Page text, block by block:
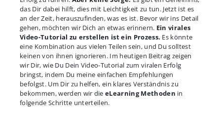
das Dir dabei hilft, dies mit Leichtigkeit zu tun. Jetzt ist es
an der Zeit, herauszufinden, was es ist. Bevor wir ins Detail
gehen, möchten wir Dich an etwas erinnern. Ein virales
Video-Tutorial zu erstellen ist ein Prozess. Es könnte
eine Kombination aus vielen Teilen sein, und Du solltest
keinen von ihnen ignorieren. Im heutigen Beitrag zeigen
wir Dir, wie Du Dein Video-Tutorial zum viralen Erfolg
bringst, indem Du meine einfachen Empfehlungen
befolgst. Um Dir zu helfen, ein klares Verständnis zu
bekommen, werden wir dieeLearning Methoden in
folgende Schritte unterteilen.